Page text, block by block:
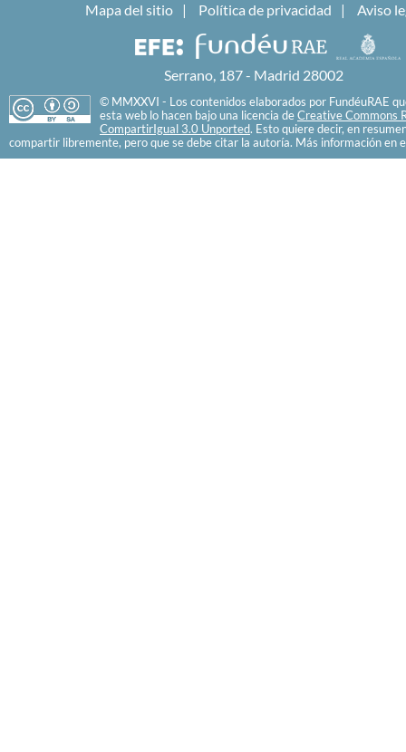
Mapa del sitio Política de privacidad Aviso
Serrano, 187 - Madrid 28002
© MMXXVI - Los contenidos elaborados por FundéuRAE
esta web lo hacen bajo una licencia de Creative Commons
CompartirIgual 3.0 Unported. Esto quiere decir, en
compartir libremente, pero que se debe citar la autoría. Más información en